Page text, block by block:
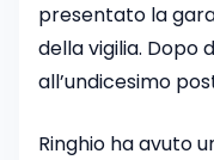
presentato la
della vigilia. Dopo
all’undicesimo
Ringhio ha avuto